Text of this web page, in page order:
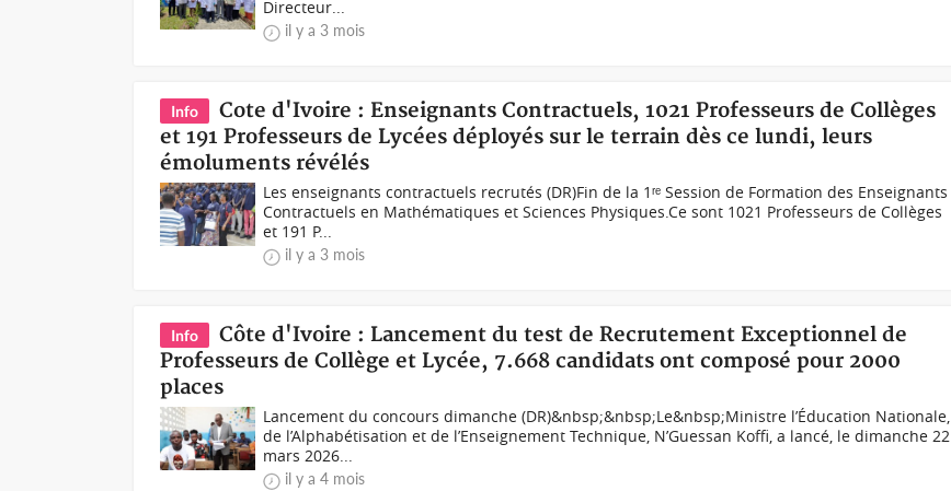
Directeur...
il y a 3 mois
Info
Cote d'Ivoire : Enseignants Contractuels, 1021 Professeurs de Collèges
et 191 Professeurs de Lycées déployés sur le terrain dès ce lundi, leurs
émoluments révélés
Les enseignants contractuels recrutés (DR)Fin de la 1ʳᵉ Session de Formation des Enseignants
Contractuels en Mathématiques et Sciences Physiques.Ce sont 1021 Professeurs de Collèges
et 191 P...
il y a 3 mois
Info
Côte d'Ivoire : Lancement du test de Recrutement Exceptionnel de
Professeurs de Collège et Lycée, 7.668 candidats ont composé pour 2000
places
Lancement du concours dimanche (DR)&nbsp;&nbsp;Le&nbsp;Ministre l’Éducation Nationale,
de l’Alphabétisation et de l’Enseignement Technique, N’Guessan Koffi, a lancé, le dimanche 22
mars 2026...
il y a 4 mois